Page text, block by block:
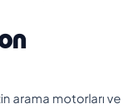
arama motorları ve